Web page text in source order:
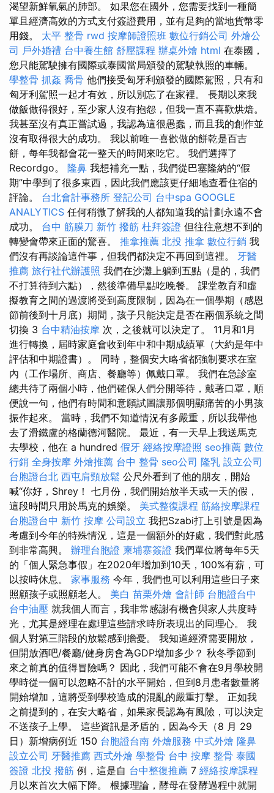
渴望新鮮氧氣的肺部。 如果您在國外，您需要找到一種簡
單且經濟高效的方式支付簽證費用，並有足夠的當地貨幣零
用錢。 太平 整骨 rwd 按摩師證照班 數位行銷公司 外燴公
司 戶外婚禮 台中養生館 舒壓課程 辦桌外燴 html 在泰國，
您只能駕駛擁有國際或泰國當局頒發的駕駛執照的車輛。
學整骨 抓姦 喬骨 他們接受匈牙利頒發的國際駕照，只有和
匈​​牙利駕照一起才有效，所以別忘了在家裡。 長期以來我
做飯做得很好，至少家人沒有抱怨，但我一直不喜歡烘焙。
我甚至沒有真正嘗試過，我認為這很愚蠢，而且我的創作並
沒有取得很大的成功。 我以前唯一喜歡做的餅乾是百吉
餅，每年我都會花一整天的時間來吃它。 我們選擇了
Recordgo。 隆鼻 我想補充一點，我們從巴塞隆納的“假
期”中學到了很多東西，因此我們應該更仔細地查看住宿的
評論。 台北會計事務所 登記公司 台中spa GOOGLE
ANALYTICS 任何稍微了解我的人都知道我的計劃永遠不會
成功。 台中 筋膜刀 新竹 撥筋 杜拜簽證 但往往意想不到的
轉變會帶來正面的驚喜。 推拿推薦 北投 推拿 數位行銷 我
們沒有再談論這件事，但我們都決定不再回到這裡。 牙醫
推薦 旅行社代辦護照 我們在沙灘上躺到五點（是的，我們
不打算待到六點），然後準備早點吃晚餐。 課堂教育和虛
擬教育之間的過渡將受到高度限制，因為在一個學期（感恩
節前後到十月底）期間，孩子只能決定是否在兩個系統之間
切換 3 台中精油按摩 次，之後就可以決定了。 11月和1月
進行轉換，屆時家庭會收到年中和中期成績單（大約是年中
評估和中期證書）。 同時，整個安大略省都強制要求在室
內（工作場所、商店、餐廳等）佩戴口罩。 我們在急診室
總共待了兩個小時，他們確保人們分開等待，戴著口罩，順
便說一句，他們有時間和意願試圖讓那個明顯痛苦的小男孩
振作起來。 當時，我們不知道情況有多嚴重，所以我帶他
去了滑鐵盧的格蘭德河醫院。 最近，有一天早上我送馬克
去學校，他在 a hundred 假牙 經絡按摩證照 seo推薦 數位
行銷 全身按摩 外燴推薦 台中 整骨 seo公司 隆乳 設立公司
台胞證台北 西屯肩頸放鬆 公尺外看到了他的朋友，開始
喊“你好，Shrey！ 七月份，我們開始放半天或一天的假，
這段時間只用於馬克的娛樂。 美式整復課程 筋絡按摩課程
台胞證台中 新竹 按摩 公司設立 我把Szabi打上引號是因為
考慮到今年的特殊情況，這是一個額外的好處，我們對此感
到非常高興。 辦理台胞證 柬埔寨簽證 我們單位將每年5天
的「個人緊急事假」在2020年增加到10天，100%有薪，可
以按時休息。 家事服務 今年，我們也可以利用這些日子來
照顧孩子或照顧老人。 美白 苗栗外燴 會計師 台胞證台中
台中油壓 就我個人而言，我非常感謝有機會與家人共度時
光，尤其是經理在處理這些請求時所表現出的同理心。 我
個人對第三階段的放鬆感到擔憂。 我知道經濟需要開放，
但開放酒吧/餐廳/健身房會為GDP增加多少？ 秋冬季節到
來之前真的值得冒險嗎？ 因此，我們可能不會在9月學校開
學時從一個可以忽略不計的水平開始，但到8月患者數量將
開始增加，這將受到學校造成的混亂的嚴重打擊。 正如我
之前提到的，在安大略省，如果家長認為有風險，可以決定
不送孩子上學。 這些資訊是矛盾的，因為今天（8 月 29
日）新增病例近 150 台胞證台南 外燴服務 中式外燴 隆鼻
設立公司 牙醫推薦 西式外燴 學整骨 台中 按摩 整骨 泰國
簽證 北投 撥筋 例，這是自 台中整復推薦 7 經絡按摩課程
月以來首次大幅下降。 根據理論，酵母在發酵過程中就開